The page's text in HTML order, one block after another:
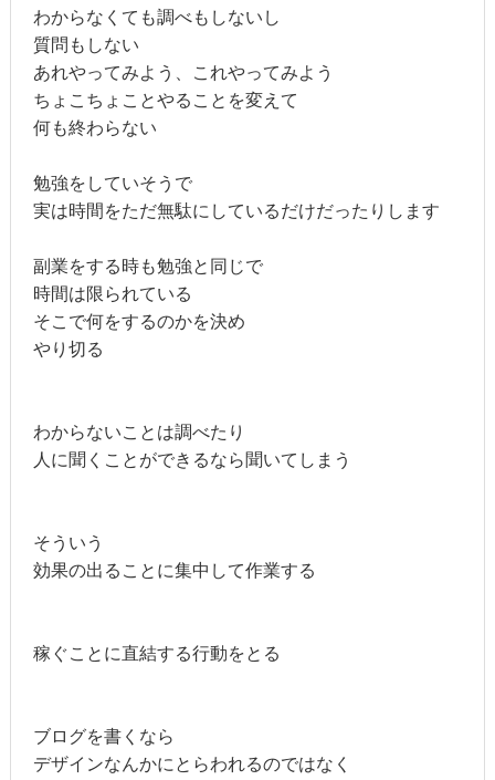
わからなくても調べもしないし
質問もしない
あれやってみよう、これやってみよう
ちょこちょことやることを変えて
何も終わらない
勉強をしていそうで
実は時間をただ無駄にしているだけだったりします
副業をする時も勉強と同じで
時間は限られている
そこで何をするのかを決め
やり切る
わからないことは調べたり
人に聞くことができるなら聞いてしまう
そういう
効果の出ることに集中して作業する
稼ぐことに直結する行動をとる
ブログを書くなら
デザインなんかにとらわれるのではなく